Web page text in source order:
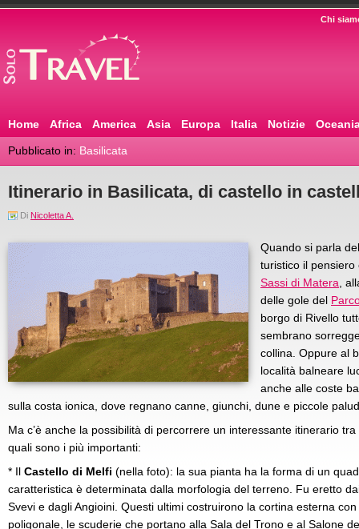
Chi
Home Africa America Asia Europa Italia Notizie
Pubblicato in: Basilicata
Itinerario in Basilicata, di castello in
Di Nicoletta A.
Quando si parla
turistico il
Sassi di Matera ,
delle gole del
borgo di Rivello
sembrano
collina. Oppure al
località balneare
anche alle coste
sulla costa ionica, dove regnano canne, giunchi, dune e piccole
Ma c’è anche la possibilità di percorrere un interessante itinerario
quali sono i più importanti:
* Il Castello di Melfi (nella foto): la sua pianta ha la forma di un
caratteristica è determinata dalla morfologia del terreno. Fu eretto
Svevi e dagli Angioini. Questi ultimi costruirono la cortina esterna
poligonale, le scuderie che portano alla Sala del Trono e al Salone